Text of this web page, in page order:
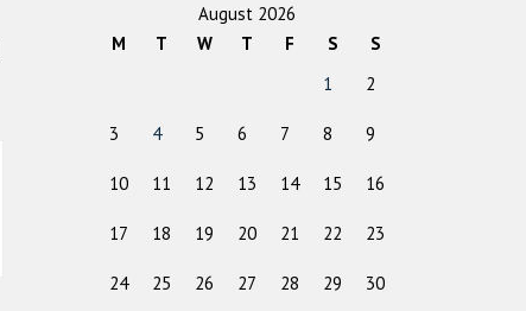
August 2026
M
T W T F S
S
1
2
3 4 5 6 7 8 9
10 11 12 13 14 15 16
17 18 19 20 21 22 23
24 25 26 27 28 29 30